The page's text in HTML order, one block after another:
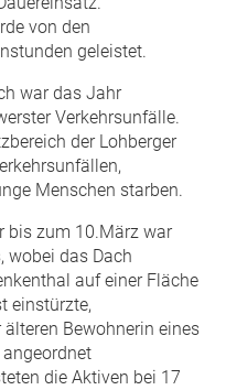
von den
geleistet.
war das Jahr
Verkehrsunfälle.
der Lohberger
Menschen starben.
zum 10.März war
wobei das Dach
auf einer Fläche
einstürzte,
Bewohnerin eines
die Aktiven bei 17